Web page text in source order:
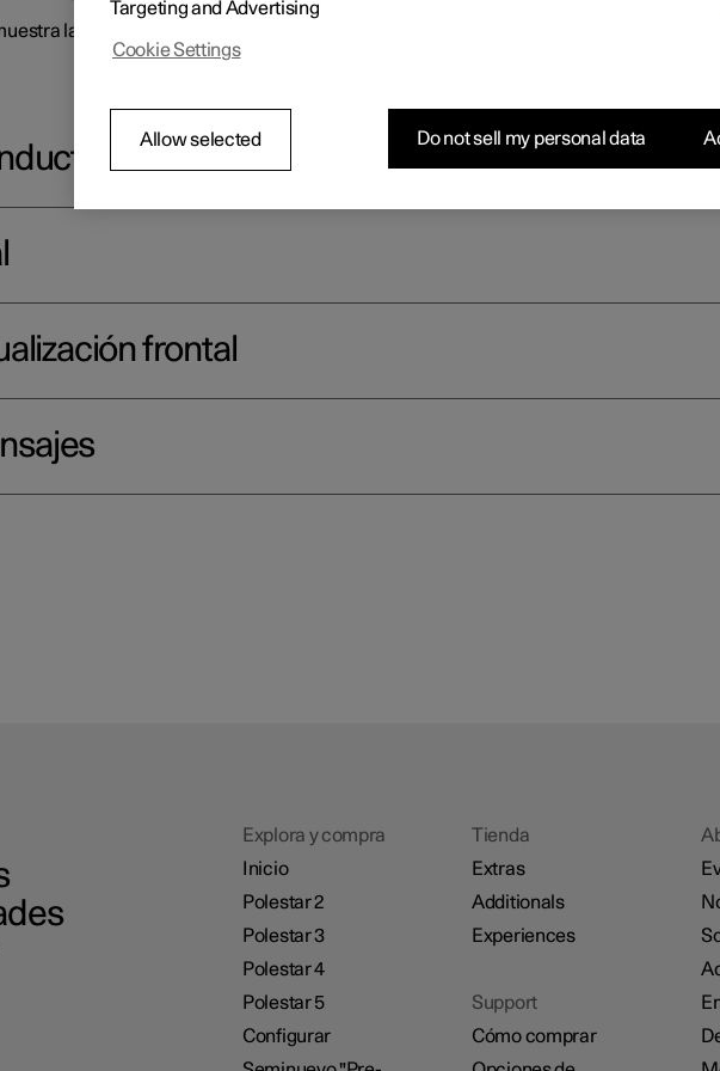
la ubicación de las pantallas y los mandos junto al conductor.
frontal
Explora y compra
Inicio
Polestar 2
Polestar 3
Polestar 4
Polestar 5
Configurar
Tienda
Extras
Additionals
Experiences
Support
Cómo comprar
Targeting and Advertising
Cookie Settings
Allow selected Do not sell my personal data